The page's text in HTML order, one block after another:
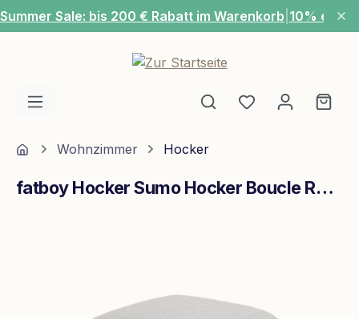
Zum Hauptinhalt springen
Summer Sale: bis 200 € Rabatt im Warenkorb 10% extra
Du hast 0
HomeWohnzimmer Hocker
fatboy Hocker Sumo Hocker Boucle Recycled Grey